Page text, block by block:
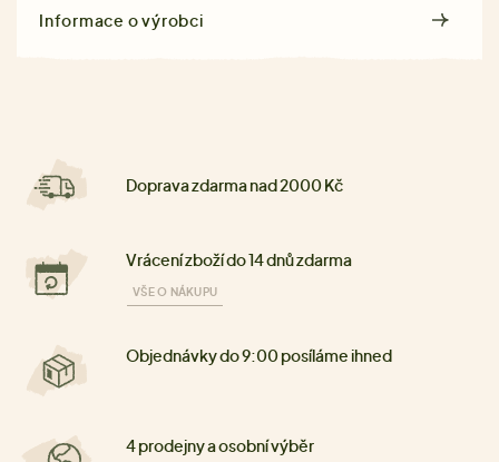
Informace o výrobci
Doprava zdarma nad 2000 Kč
Vrácení zboží do 14 dnů zdarma
VŠE O NÁKUPU
Objednávky do 9:00 posíláme ihned
4 prodejny a osobní výběr